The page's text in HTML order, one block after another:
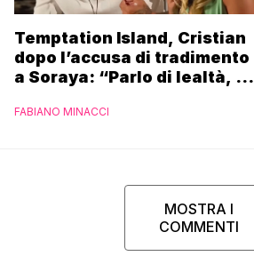
Temptation Island, Cristian
dopo l’accusa di tradimento
a Soraya: “Parlo di lealtà, ma
FABIANO MINACCI
MOSTRA I
COMMENTI